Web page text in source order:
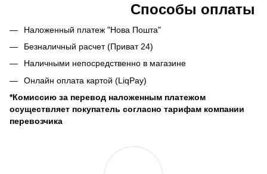
Способы оплаты
Наложенный платеж "Нова Пошта"
Безналичный расчет (Приват 24)
Наличными непосредственно в магазине
Онлайн оплата картой (LiqPay)
*Комиссию за перевод наложенным платежом
осуществляет покупатель согласно тарифам компании
перевозчика